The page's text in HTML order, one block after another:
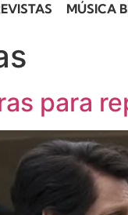
MÚSICA
para